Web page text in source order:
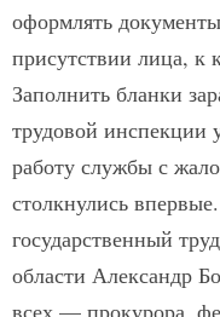
оформлять
присутствии лица, к
Заполнить бланки
трудовой инспекции
работу службы с
столкнулись
государственный
области Александр
всех — прокурора,